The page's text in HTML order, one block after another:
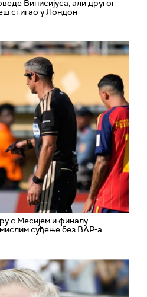
Винисијуса, али другог
стигао у Лондон
с Месијем и финалу
суђење без ВАР-а